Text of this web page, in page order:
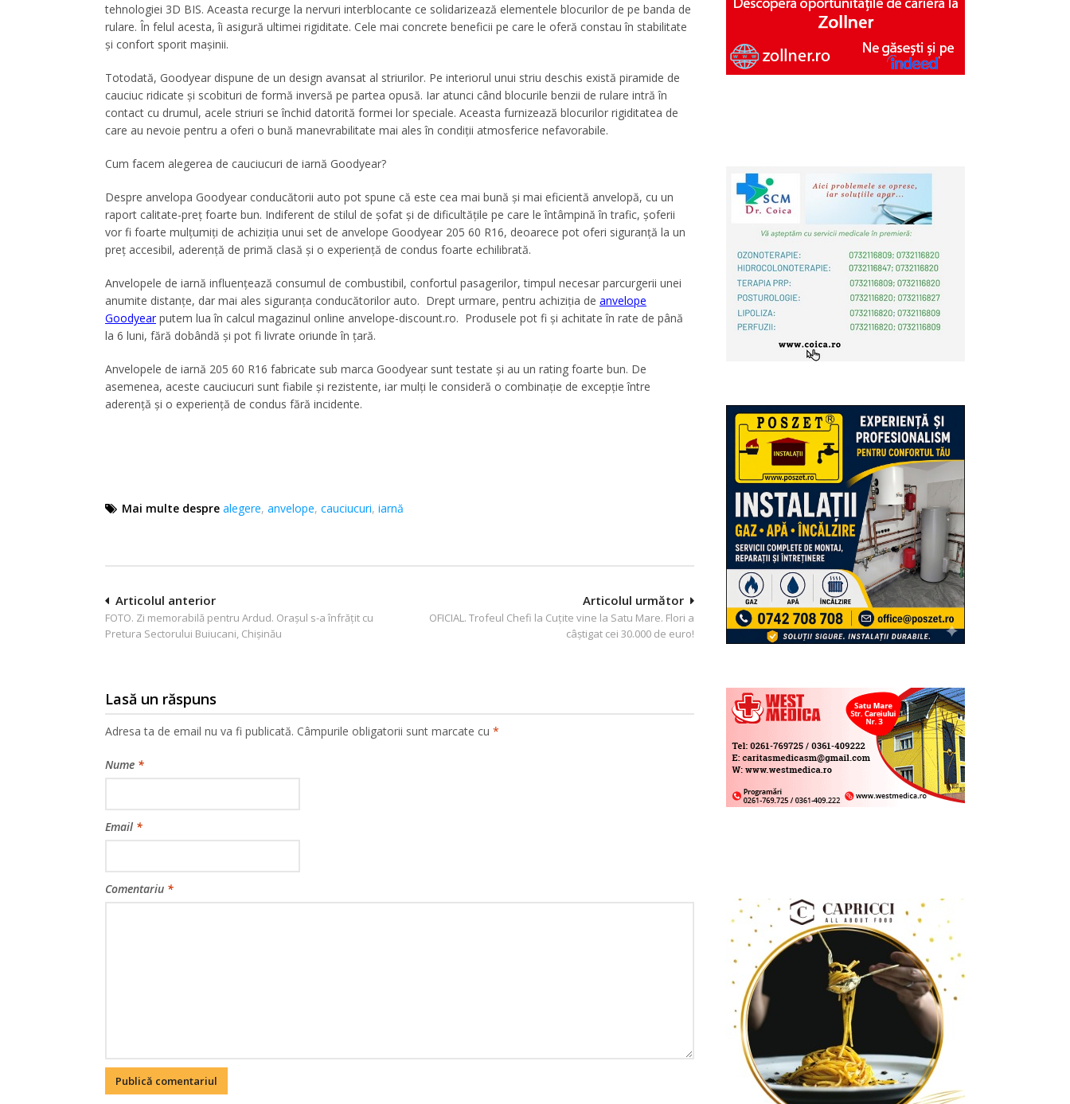
tehnologiei 3D BIS. Aceasta recurge la nervuri interblocante ce solidarizează elementele blocurilor de pe banda de
rulare. În felul acesta, îi asigură ultimei rigiditate. Cele mai concrete beneficii pe care le oferă constau în stabilitate
și confort sporit mașinii.
Totodată, Goodyear dispune de un design avansat al striurilor. Pe interiorul unui striu deschis există piramide de
cauciuc ridicate și scobituri de formă inversă pe partea opusă. Iar atunci când blocurile benzii de rulare intră în
contact cu drumul, acele striuri se închid datorită formei lor speciale. Aceasta furnizează blocurilor rigiditatea de
care au nevoie pentru a oferi o bună manevrabilitate mai ales în condiții atmosferice nefavorabile.
Cum facem alegerea de cauciucuri de iarnă Goodyear?
Despre anvelopa Goodyear conducătorii auto pot spune că este cea mai bună și mai eficientă anvelopă, cu un
raport calitate-preț foarte bun. Indiferent de stilul de șofat și de dificultățile pe care le întâmpină în trafic, șoferii
vor fi foarte mulțumiți de achiziția unui set de anvelope Goodyear 205 60 R16, deoarece pot oferi siguranță la un
preț accesibil, aderență de primă clasă și o experiență de condus foarte echilibrată.
Anvelopele de iarnă influențează consumul de combustibil, confortul pasagerilor, timpul necesar parcurgerii unei
anumite distanțe, dar mai ales siguranța conducătorilor auto. Drept urmare, pentru achiziția de anvelope
Goodyearputem lua în calcul magazinul online anvelope-discount.ro. Produsele pot fi și achitate în rate de până
la 6 luni, fără dobândă și pot fi livrate oriunde în țară.
Anvelopele de iarnă 205 60 R16 fabricate sub marca Goodyear sunt testate și au un rating foarte bun. De
asemenea, aceste cauciucuri sunt fiabile și rezistente, iar mulți le consideră o combinație de excepție între
aderență și o experiență de condus fără incidente.
Mai multe despre alegere, anvelope, cauciucuri, iarnă
Navigare
în
Articolul următor
OFICIAL. Trofeul Chefi la Cuţite vine la Satu Mare. Flori a
câştigat cei 30.000 de euro!
Articolul anterior
FOTO. Zi memorabilă pentru Ardud. Orașul s-a înfrățit cu
Pretura Sectorului Buiucani, Chișinău
Lasă un răspuns
Adresa ta de email nu va fi publicată. Câmpurile obligatorii sunt marcate cu *
Nume *
Email *
Comentariu *